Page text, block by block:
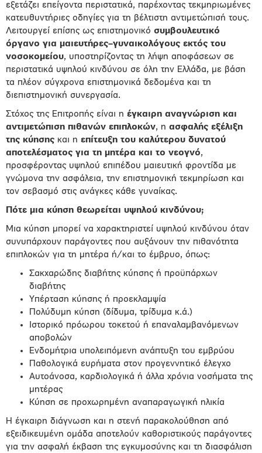
εξετάζει επείγοντα περιστατικά, παρέχοντας τεκμηριωμένες
κατευθυντήριες οδηγίες για τη βέλτιστη αντιμετώπισή τους.
Λειτουργεί επίσης ως επιστημονικό συμβουλευτικό
όργανο για μαιευτήρες–γυναικολόγους εκτός του
νοσοκομείου, υποστηρίζοντας τη λήψη αποφάσεων σε
περιστατικά υψηλού κινδύνου σε όλη την Ελλάδα, με βάση
τα πλέον σύγχρονα επιστημονικά δεδομένα και τη
διεπιστημονική συνεργασία.
Στόχος της Επιτροπής είναι η έγκαιρη αναγνώριση και
αντιμετώπιση πιθανών επιπλοκών, η ασφαλής εξέλιξη
της κύησης και η επίτευξη του καλύτερου δυνατού
αποτελέσματος για τη μητέρα και το νεογνό,
προσφέροντας υψηλού επιπέδου μαιευτική φροντίδα με
γνώμονα την ασφάλεια, την επιστημονική τεκμηρίωση και
τον σεβασμό στις ανάγκες κάθε γυναίκας.
Πότε μια κύηση θεωρείται υψηλού κινδύνου;
Μια κύηση μπορεί να χαρακτηριστεί υψηλού κινδύνου όταν
συνυπάρχουν παράγοντες που αυξάνουν την πιθανότητα
επιπλοκών για τη μητέρα ή/και το έμβρυο, όπως:
Σακχαρώδης διαβήτης κύησης ή προϋπάρχων
διαβήτης
Υπέρταση κύησης ή προεκλαμψία
Πολύδυμη κύηση (δίδυμα, τρίδυμα κ.ά.)
Ιστορικό πρόωρου τοκετού ή επαναλαμβανόμενων
αποβολών
Ενδομήτρια υπολειπόμενη ανάπτυξη του εμβρύου
Παθολογικά ευρήματα στον προγεννητικό έλεγχο
Αυτοάνοσα, καρδιολογικά ή άλλα χρόνια νοσήματα της
μητέρας
Κύηση σε προχωρημένη αναπαραγωγική ηλικία
Η έγκαιρη διάγνωση και η στενή παρακολούθηση από
εξειδικευμένη ομάδα αποτελούν καθοριστικούς παράγοντες
για την ασφαλή έκβαση της εγκυμοσύνης και τη διασφάλιση